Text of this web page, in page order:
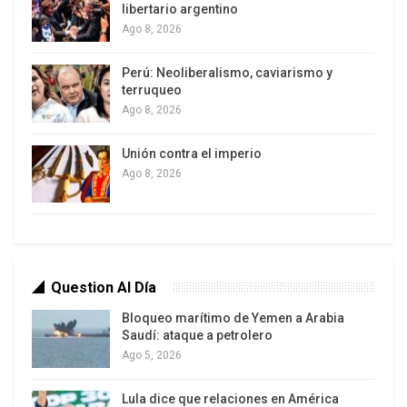
en lo que denomina el segundo piso de la Cuarta
Transformación. Es evidente que el respaldo
partes del electorado es también una muestra
multitudinaria de aprobación a la administración
particularmente las de bienestar social y de
desarrollo regional.
libertario argentino
Ago 8, 2026
Perú: Neoliberalismo, caviarismo y
terruqueo
Ago 8, 2026
Unión contra el imperio
Ago 8, 2026
Question Al Día
Bloqueo marítimo de Yemen a Arabia
Saudí: ataque a petrolero
Ago 5, 2026
Lula dice que relaciones en América